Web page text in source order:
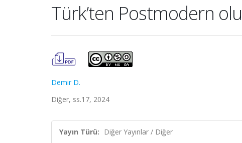
Türk’ten Postmodern
Demir D.
Diğer, ss.17, 2024
Yayın Türü: Diğer Yayınlar / Diğer